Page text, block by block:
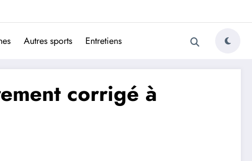
portugais
Autres sports Entretiens
corrigé à